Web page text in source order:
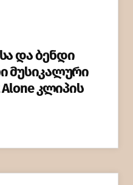
და ბენდი
მუსიკალური
Alone კლიპის